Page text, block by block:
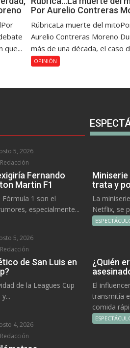
que...
Por Aurelio Contreras
RúbricaLa muerte del
Aurelio Contreras Moreno
más de una década, el caso
OPINIÓN
5, 2026
Fernando
Martin F1
Fórmula 1 son el
especialmente...
5, 2026
de San Luis en
de la Leagues Cup
4, 2026
Miniserie
trata y
La
Netflix, se
¿Quién
El
transmitía
comida